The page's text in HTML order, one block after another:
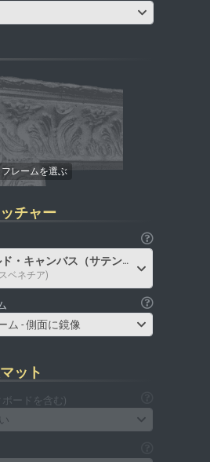
チャー
・キャンバス（サテン）
ベネチア)
ム - 側面に鏡像
ット
ードを含む)